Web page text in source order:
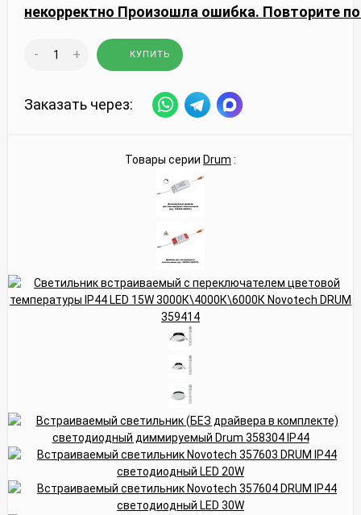
некорректно Произошла ошибка. Повторите
- + КУПИТЬ
Заказать через:
Товары серии Drum :